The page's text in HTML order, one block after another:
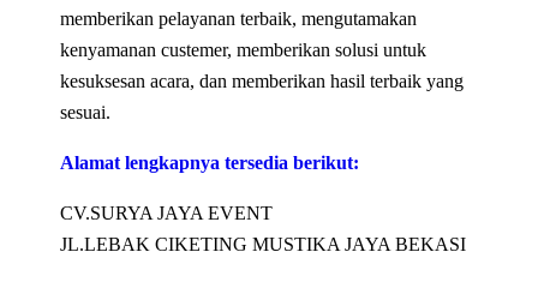
memberikan pelayanan terbaik, mengutamakan
kenyamanan custemer, memberikan solusi untuk
kesuksesan acara, dan memberikan hasil terbaik yang
sesuai.
Alamat lengkapnya tersedia berikut:
CV.SURYA JAYA EVENT
JL.LEBAK CIKETING MUSTIKA JAYA BEKASI